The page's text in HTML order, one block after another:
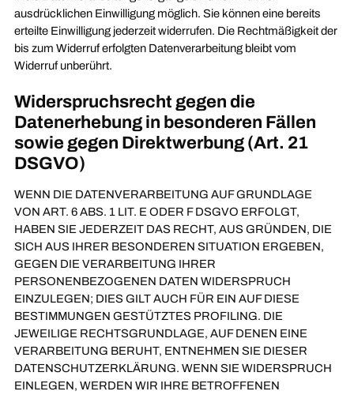
ausdrücklichen Einwilligung möglich. Sie können eine bereits
erteilte Einwilligung jederzeit widerrufen. Die Rechtmäßigkeit der
bis zum Widerruf erfolgten Datenverarbeitung bleibt vom
Widerruf unberührt.
Widerspruchsrecht gegen die
Datenerhebung in besonderen Fällen
sowie gegen Direktwerbung (Art. 21
DSGVO)
WENN DIE DATENVERARBEITUNG AUF GRUNDLAGE
VON ART. 6 ABS. 1 LIT. E ODER F DSGVO ERFOLGT,
HABEN SIE JEDERZEIT DAS RECHT, AUS GRÜNDEN, DIE
SICH AUS IHRER BESONDEREN SITUATION ERGEBEN,
GEGEN DIE VERARBEITUNG IHRER
PERSONENBEZOGENEN DATEN WIDERSPRUCH
EINZULEGEN; DIES GILT AUCH FÜR EIN AUF DIESE
BESTIMMUNGEN GESTÜTZTES PROFILING. DIE
JEWEILIGE RECHTSGRUNDLAGE, AUF DENEN EINE
VERARBEITUNG BERUHT, ENTNEHMEN SIE DIESER
DATENSCHUTZERKLÄRUNG. WENN SIE WIDERSPRUCH
EINLEGEN, WERDEN WIR IHRE BETROFFENEN